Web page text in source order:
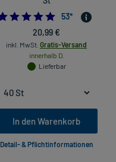
53*
20,99 €
inkl. MwSt. Gratis-Versand
innerhalb D.
Lieferbar
In den Warenkorb
Detail- & Pflichtinformationen